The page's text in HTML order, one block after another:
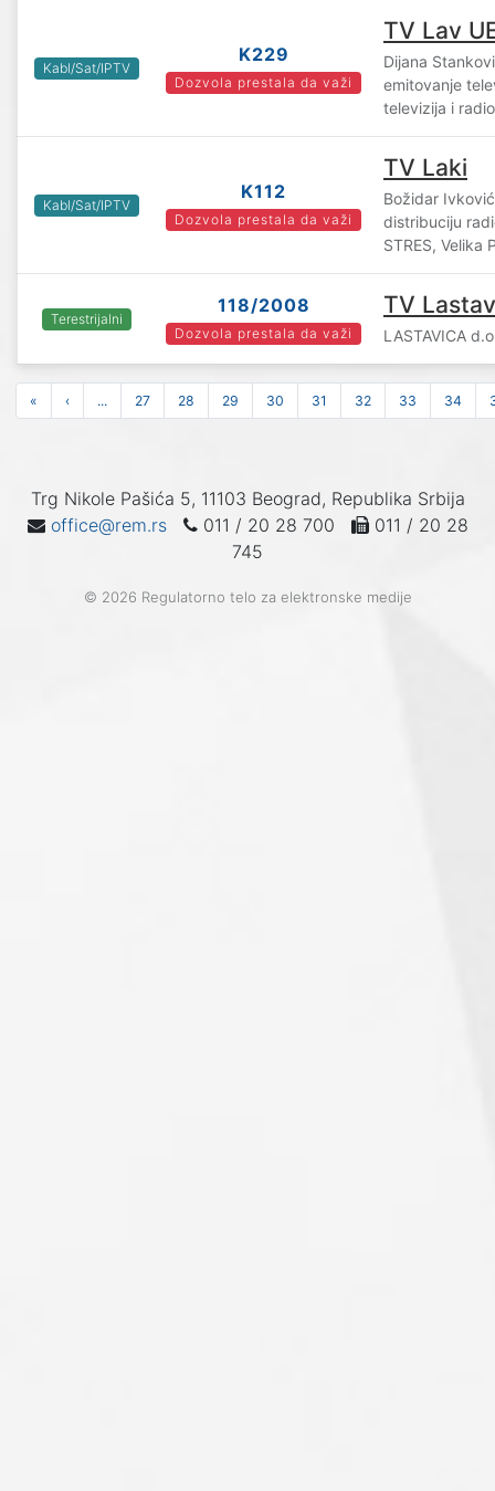
Kabl/Sat/IPTV
K229
Dozvola prestala da važi
TV Lav
Dijana
emitovanje
televizija i
Kabl/Sat/IPTV
K112
Dozvola prestala da važi
TV Laki
Božidar
distribuciju
STRES, Velika
Terestrijalni
118/2008
Dozvola prestala da važi
TV
LASTAVICA
« ‹ ... 27 28 29 30 31 32 33 34
Trg Nikole Pašića 5, 11103 Beograd, Republika Srbija
office@rem.rs
011 / 20 28 700
011 / 20 28
745
© 2026 Regulatorno telo za elektronske medije